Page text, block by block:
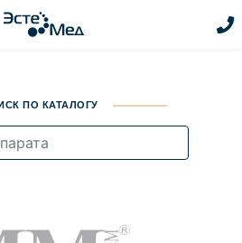
ПО КАТАЛОГУ